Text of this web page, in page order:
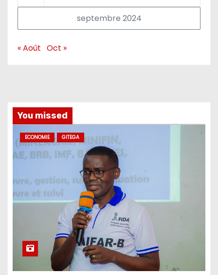
septembre 2024
« Août Oct »
You missed
ECONOMIE GITEGA